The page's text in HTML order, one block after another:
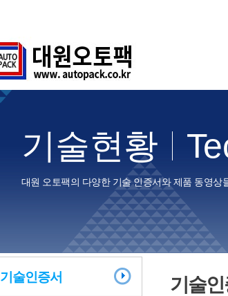
기술현황
대원 오토팩의 다양한 기술 인증서와 제품 동영상
기술인증서 기술인